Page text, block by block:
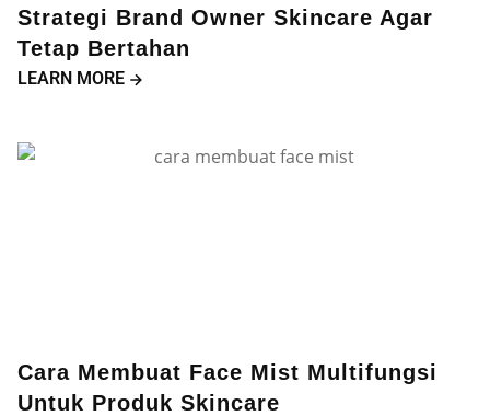
Strategi Brand Owner Skincare Agar
Tetap Bertahan
LEARN MORE
Cara Membuat Face Mist Multifungsi
Untuk Produk Skincare